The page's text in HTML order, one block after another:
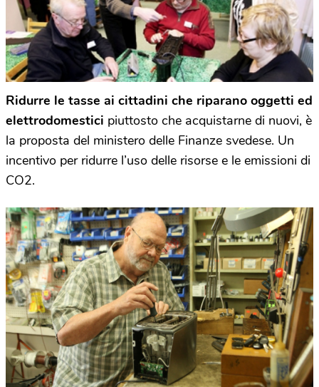
Ridurre le tasse ai cittadini che riparano oggetti ed
elettrodomestici piuttosto che acquistarne di nuovi, è
la proposta del ministero delle Finanze svedese. Un
incentivo per ridurre l’uso delle risorse e le emissioni di
CO2.